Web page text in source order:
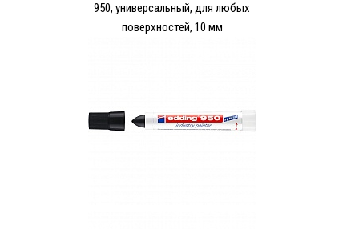
950, универсальный, для любых
поверхностей, 10 мм